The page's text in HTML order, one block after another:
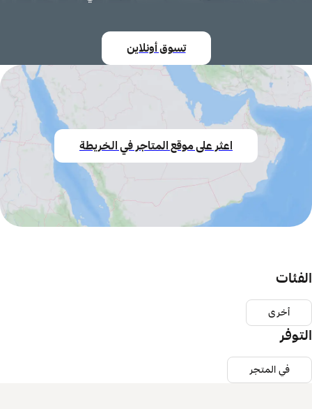
تسوق أونلاين
اعثر على موقع المتاجر في الخريطة
الفئات
أخرى
التوفر
في المتجر